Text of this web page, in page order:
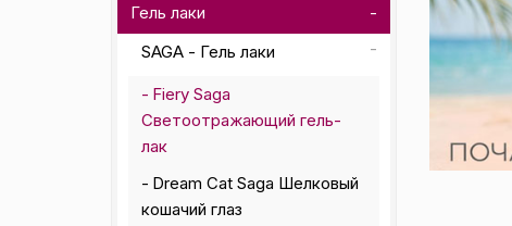
Гель лаки
SAGA - Гель лаки
Fiery Saga
Светоотражающий гель-
лак
Dream Cat Saga Шелковый
кошачий глаз